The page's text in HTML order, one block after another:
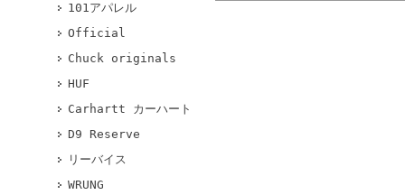
101アパレル
Official
Chuck originals
HUF
Carhartt カーハート
D9 Reserve
リーバイス
WRUNG